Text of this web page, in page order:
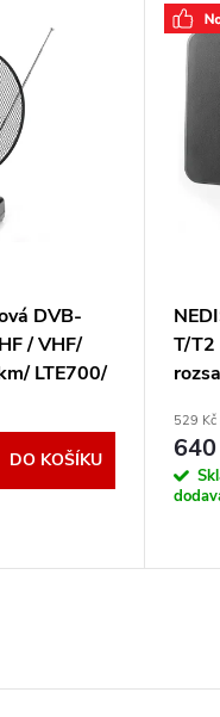
DVB-
/ VHF/
LTE700/
DO KOŠÍKU
T/T2
529 Kč